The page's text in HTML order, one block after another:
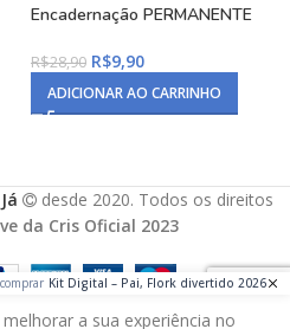
Encadernação PERMANENTE
R$28,90 R$9,90
ADICIONAR AO CARRINHO
desde 2020. Todos os direitos
da Cris Oficial 2023
a sua experiência no
Kit Digital – Pai, Flork divertido 2026